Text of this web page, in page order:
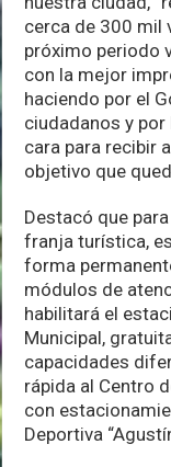
cerca de 300 mil
próximo periodo
con la mejor
haciendo por el
ciudadanos y
cara para recibir
objetivo que
Destacó que
franja turística,
forma
módulos de
habilitará el
Municipal,
capacidades
rápida al Centro
con
Deportiva